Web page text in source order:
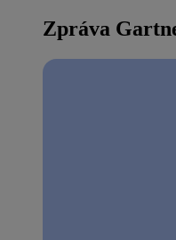
Zpráva